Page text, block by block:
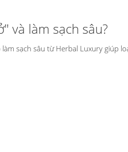
và làm sạch sâu?
sạch sâu từ Herbal Luxury giúp